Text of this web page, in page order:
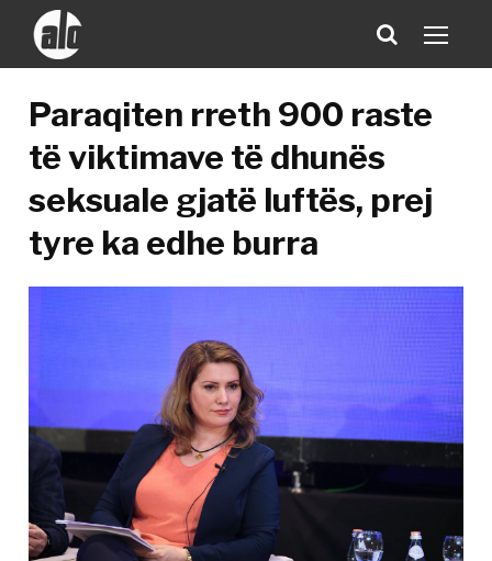
Paraqiten rreth 900 raste
të viktimave të dhunës
seksuale gjatë luftës, prej
tyre ka edhe burra